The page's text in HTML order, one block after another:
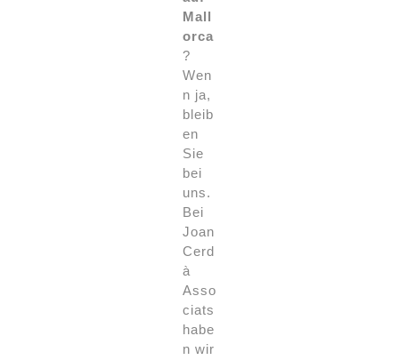
Mall
orca
?
Wen
n ja,
bleib
en
Sie
bei
uns.
Bei
Joan
Cerd
à
Asso
ciats
habe
n wir